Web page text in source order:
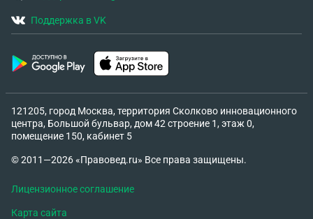
Поддержка в VK
121205, город Москва, территория Сколково инновационного
центра, Большой бульвар, дом 42 строение 1, этаж 0,
помещение 150, кабинет 5
© 2011—2026 «Правовед.ru» Все права защищены.
Лицензионное соглашение
Карта сайта